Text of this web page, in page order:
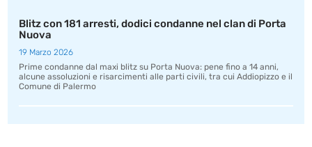
Blitz con 181 arresti, dodici condanne nel clan di Porta
Nuova
19 Marzo 2026
Prime condanne dal maxi blitz su Porta Nuova: pene fino a 14 anni,
alcune assoluzioni e risarcimenti alle parti civili, tra cui Addiopizzo e il
Comune di Palermo